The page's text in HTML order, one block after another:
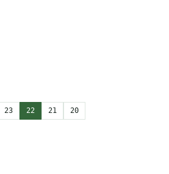
23 22 21 20